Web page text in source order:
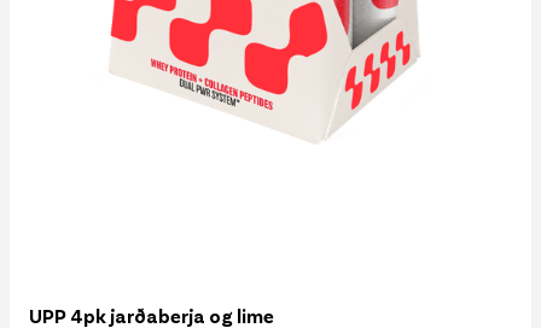
UPP 4pk jarðaberja og lime